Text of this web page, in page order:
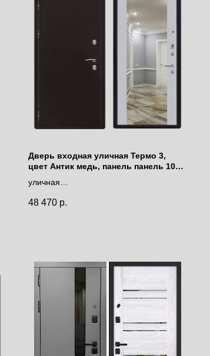
Дверь входная уличная Термо 3,
цвет Антик медь, панель панель 1002
уличная
48 470 р.